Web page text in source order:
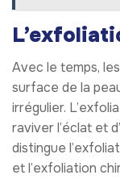
Avec le temps,
surface de la
irrégulier.
raviver l’éclat et
distingue
et l’exfoliation